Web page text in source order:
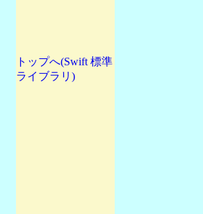
トップへ(Swift 標準
ライブラリ)